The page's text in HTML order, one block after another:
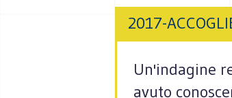
2017-
Un'indagine
avuto